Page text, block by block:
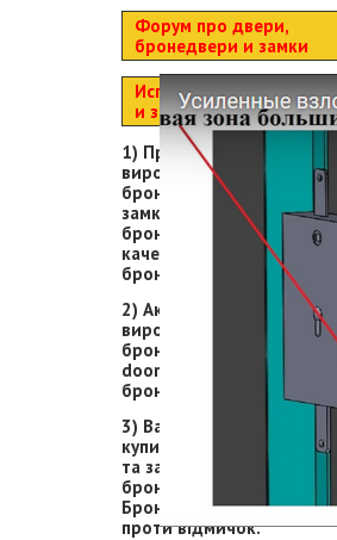
Форум про двери,
бронедвери и замки
Испытания бронедвери
и замков
1) Про нас, бронедвері від
виробника Київ,
бронедвері з якісним
замком. Качественные
бронедвери цена-
качество. Ціна на
бронедвері.
2) Акції на бронедвері, від
виробника. Акции на
бронедвери. Sale stell
doors. Якісні та надійні
бронедвері ціна-якість.
3) Важливо знати як
купити якісні бронедвері
та замки. Важно знать про
бронедвери и замки.
Бронедвері та замки
проти відмичок.